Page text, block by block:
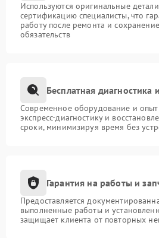
Используются оригинальные
сертификацию специалисты, что
работу после ремонта и
обязательств
Бесплатная
Современное оборудование и опыт
экспресс-диагностику и
сроки, минимизируя время без
Гарантия на работы и
Предоставляется
выполненные работы и
защищает клиента от повторных